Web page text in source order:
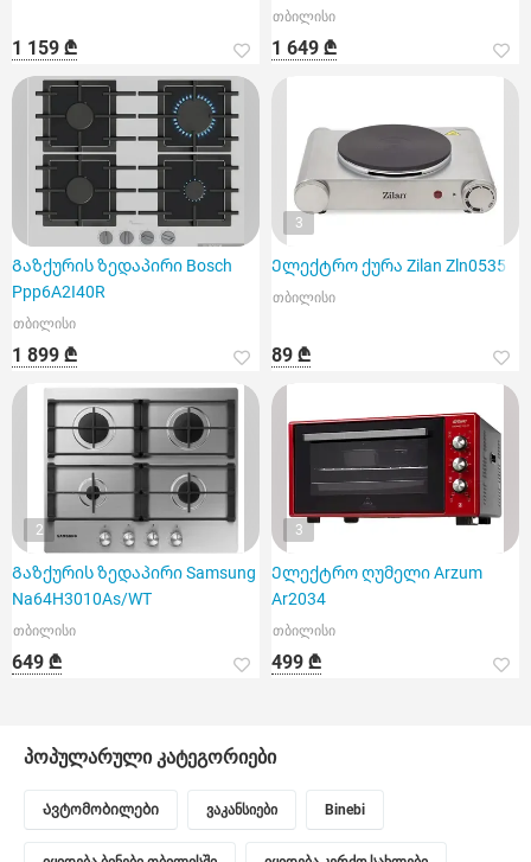
1 159 ₾
თბილისი
1 649 ₾
Გაზქურის ზედაპირი Bosch
Ppp6A2I40R
თბილისი
1 899 ₾
3
Ელექტრო ქურა Zilan Zln0535
თბილისი
89 ₾
2
Გაზქურის ზედაპირი Samsung
Na64H3010As/WT
თბილისი
649 ₾
3
Ელექტრო ღუმელი Arzum
Ar2034
თბილისი
499 ₾
პოპულარული კატეგორიები
Ავტომობილები ვაკანსიები Binebi